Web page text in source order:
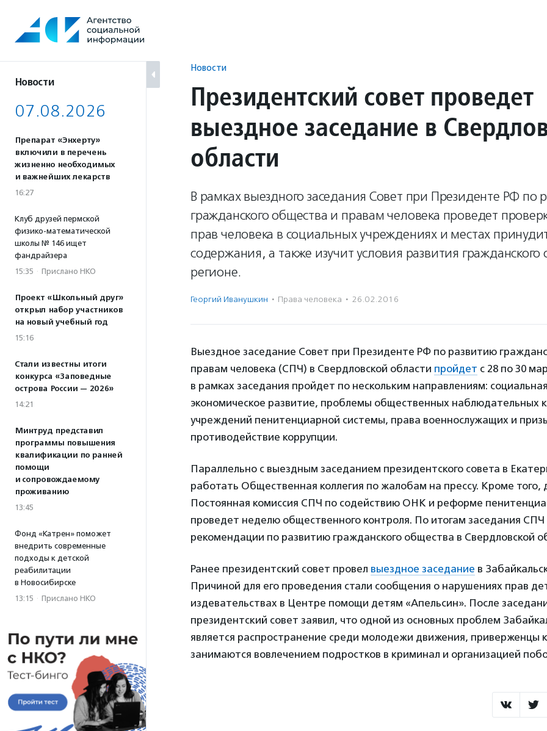
содержанию
Новости
07.08.2026
Препарат «Энхерту»
включили в перечень
жизненно необходимых
и важнейших лекарств
16:27
Клуб друзей пермской
физико-математической
школы № 146 ищет
фандрайзера
15:35 · Прислано НКО
Проект «Школьный друг»
открыл набор участников
на новый учебный год
15:16
Стали известны итоги
конкурса «Заповедные
острова России — 2026»
14:21
Минтруд представил
программы повышения
квалификации по ранней
помощи
и сопровождаемому
проживанию
13:45
Фонд «Катрен» поможет
внедрить современные
подходы к детской
реабилитации
в Новосибирске
13:15 · Прислано НКО
Новости
Президентский совет проведет
выездное заседание в
области
В рамках выездного заседания Совет при Президенте РФ по
гражданского общества и правам человека проведет
прав человека в социальных учреждениях и местах
содержания, а также изучит условия развития гражданского
регионе.
Георгий Иванушкин · Права человека · 26.02.2016
Выездное заседание Совет при Президенте РФ по развитию
правам человека (СПЧ) в Свердловской области пройдет с 28 по 30
в рамках заседания пройдет по нескольким направлениям:
экономическое развитие, проблемы общественных наблюдательных
учреждений пенитенциарной системы, права военнослужащих и
противодействие коррупции.
Параллельно с выездным заседанием президентского совета в
работать Общественная коллегия по жалобам на прессу. Кроме того,
Постоянная комиссия СПЧ по содействию ОНК и реформе
проведет неделю общественного контроля. По итогам заседания СПЧ
рекомендации по развитию гражданского общества в Свердловской
Ранее президентский совет провел выездное заседание в
Причиной для его проведения стали сообщения о нарушениях прав
издевательствах в Центре помощи детям «Апельсин». После
президентский совет заявил, что одной из основных проблем
является распространение среди молодежи движения, приверженцы
занимаются вовлечением подростков в криминал и организацией